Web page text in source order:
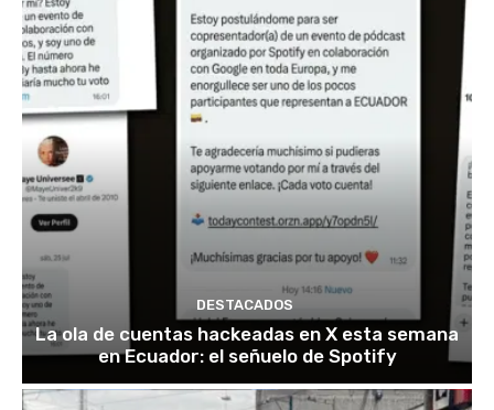
DESTACADOS
La ola de cuentas hackeadas en X esta semana
en Ecuador: el señuelo de Spotify